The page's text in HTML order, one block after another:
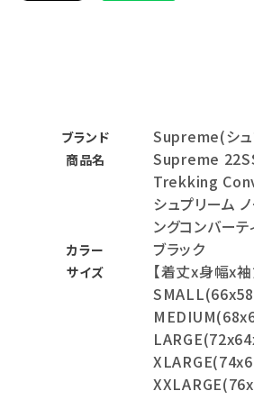
ブランド Supreme(シュ
商品名
Supreme
Trekking
シュプリーム
ングコンバーテ
カラー ブラック
サイズ
【着丈x身幅x